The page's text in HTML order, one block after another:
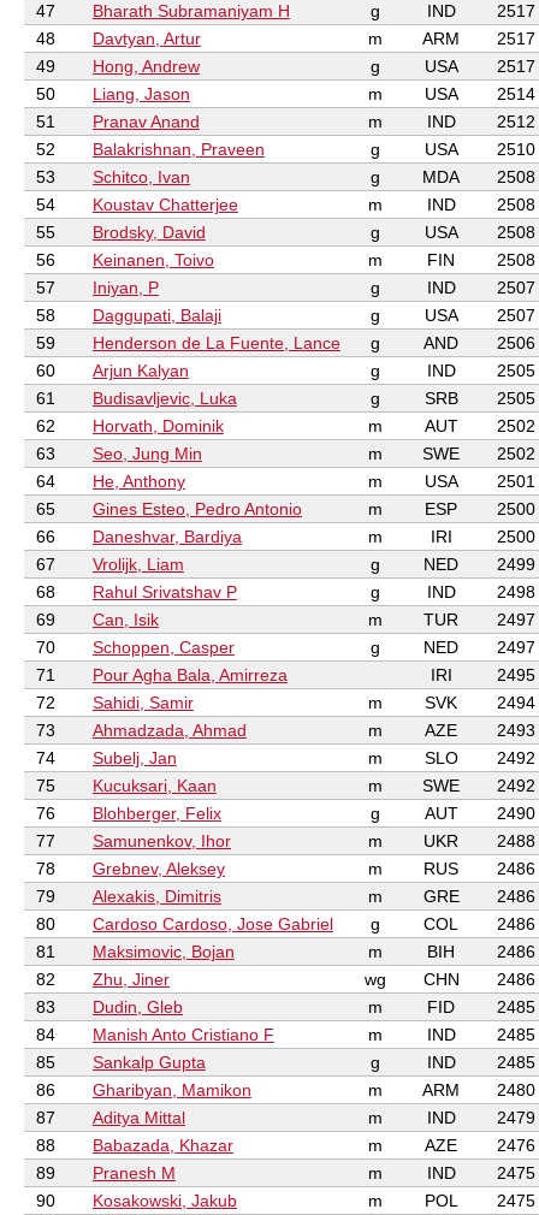
47
Bharath Subramaniyam H g IND
2517
48
Davtyan, Artur m ARM
2517
49
Hong, Andrew g USA
2517
50
Liang, Jason m USA
2514
51
Pranav Anand m IND
2512
52
Balakrishnan, Praveen g USA
2510
53
Schitco, Ivan g MDA
2508
54
Koustav Chatterjee m IND
2508
55
Brodsky, David g USA
2508
56
Keinanen, Toivo m FIN
2508
57
Iniyan, P g IND
2507
58
Daggupati, Balaji g USA
2507
59
Henderson de La Fuente, Lance g AND
2506
60
Arjun Kalyan g IND
2505
61
Budisavljevic, Luka g SRB
2505
62
Horvath, Dominik m AUT
2502
63
Seo, Jung Min m SWE
2502
64
He, Anthony m USA
2501
65
Gines Esteo, Pedro Antonio m ESP
2500
66
Daneshvar, Bardiya m IRI
2500
67
Vrolijk, Liam g NED
2499
68
Rahul Srivatshav P g IND
2498
69
Can, Isik m TUR
2497
70
Schoppen, Casper g NED
2497
71
Pour Agha Bala, Amirreza IRI
2495
72
Sahidi, Samir m SVK
2494
73
Ahmadzada, Ahmad m AZE
2493
74
Subelj, Jan m SLO
2492
75
Kucuksari, Kaan m SWE
2492
76
Blohberger, Felix g AUT
2490
77
Samunenkov, Ihor m UKR
2488
78
Grebnev, Aleksey m RUS
2486
79
Alexakis, Dimitris m GRE
2486
80
Cardoso Cardoso, Jose Gabriel g COL
2486
81
Maksimovic, Bojan m BIH
2486
82
Zhu, Jiner wg CHN
2486
83
Dudin, Gleb m FID
2485
84
Manish Anto Cristiano F m IND
2485
85
Sankalp Gupta g IND
2485
86
Gharibyan, Mamikon m ARM
2480
87
Aditya Mittal m IND
2479
88
Babazada, Khazar m AZE
2476
89
Pranesh M m IND
2475
90
Kosakowski, Jakub m POL
2475